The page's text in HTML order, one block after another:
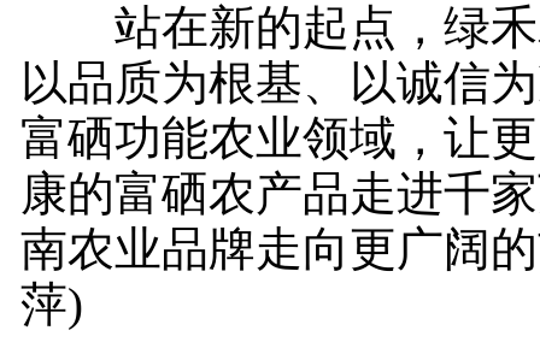
站在新的起点，绿禾
以品质为根基、以诚信
富硒功能农业领域，让
康的富硒农产品走进千
南农业品牌走向更广阔
萍)